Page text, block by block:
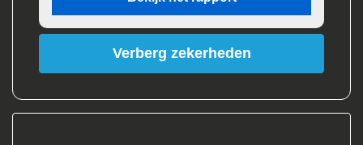
Verberg zekerheden